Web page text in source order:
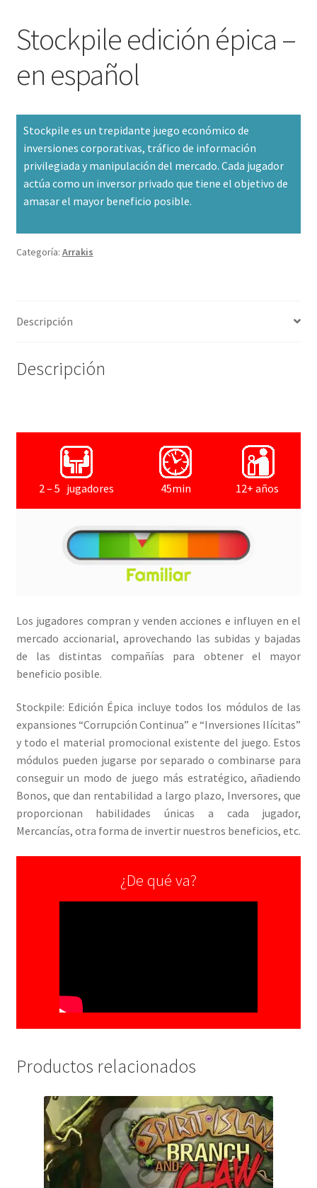
Stockpile edición épica –
en español
Stockpile es un trepidante juego económico de
inversiones corporativas, tráfico de información
privilegiada y manipulación del mercado. Cada jugador
actúa como un inversor privado que tiene el objetivo de
amasar el mayor beneficio posible.
Categoría: Arrakis
Descripción
Descripción
2 – 5 jugadores 45min 12+ años
Los jugadores compran y venden acciones e influyen en el
mercado accionarial, aprovechando las subidas y bajadas
de las distintas compañías para obtener el mayor
beneficio posible.
Stockpile: Edición Épica incluye todos los módulos de las
expansiones “Corrupción Continua” e “Inversiones Ilícitas”
y todo el material promocional existente del juego. Estos
módulos pueden jugarse por separado o combinarse para
conseguir un modo de juego más estratégico, añadiendo
Bonos, que dan rentabilidad a largo plazo, Inversores, que
proporcionan habilidades únicas a cada jugador,
Mercancías, otra forma de invertir nuestros beneficios, etc.
¿De qué va?
Productos relacionados